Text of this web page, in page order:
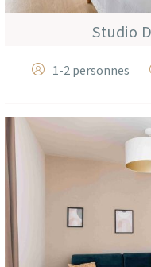
Studio
1-2 personnes